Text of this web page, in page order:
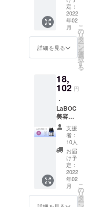
個8,580
円（税
込）の
とこ
ろ、早
割
32％OF
（送料
別）で
お届け
いたし
ます。
定：
2022
年02
月
詳細を見る
こ
の
リ
タ
ー
ン
を
選
択
す
る
18,
102 円
・
LaBOC
美容液
3本 ・
送料一
律600円
※希望小
売価格3
25,740
円（税
込）の
とこ
ろ、
支援
者：
10人
お届
け予
定：
2022
年02
月
こ
の
リ
タ
ー